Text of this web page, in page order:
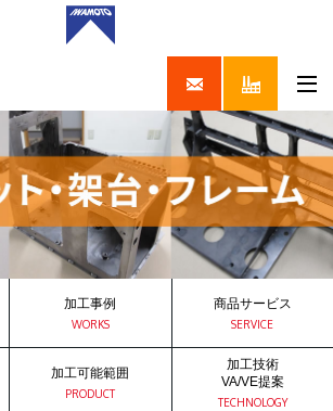
加工事例
WORKS
商品サービス
SERVICE
加工可能範囲
PRODUCT
加工技術
VA/VE提案
TECHNOLOGY